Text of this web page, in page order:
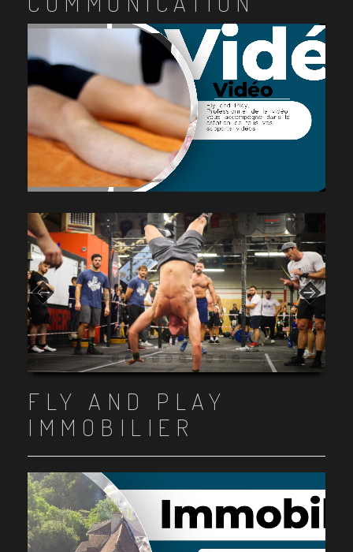
Item 1
Item 2
Item 3
Item 4
Item 5
Item 6
Item 7
Item 8
Item 9
Item 10
FLY AND PLAY
IMMOBILIER